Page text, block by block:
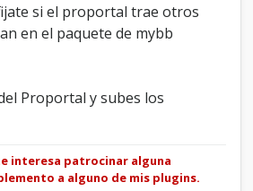
si el proportal trae otros
en el paquete de mybb
Proportal y subes los
interesa patrocinar alguna
a alguno de mis plugins.